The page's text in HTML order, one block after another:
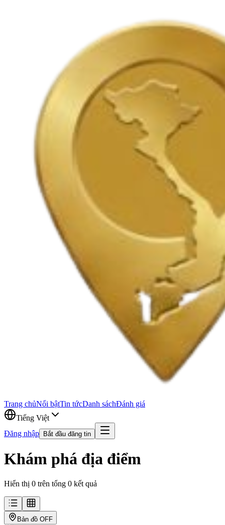
Trang chủNổi bậtTin tứcDanh sáchĐánh giá
Tiếng Việt
Đăng nhập
Bắt đầu đăng tin
Khám phá địa điểm
Hiển thị 0 trên tổng 0 kết quả
Bản đồ OFF